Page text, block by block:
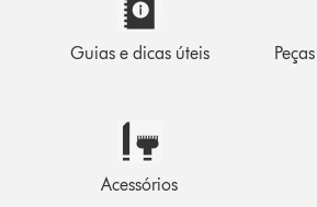
Guias e dicas úteis
Acessórios